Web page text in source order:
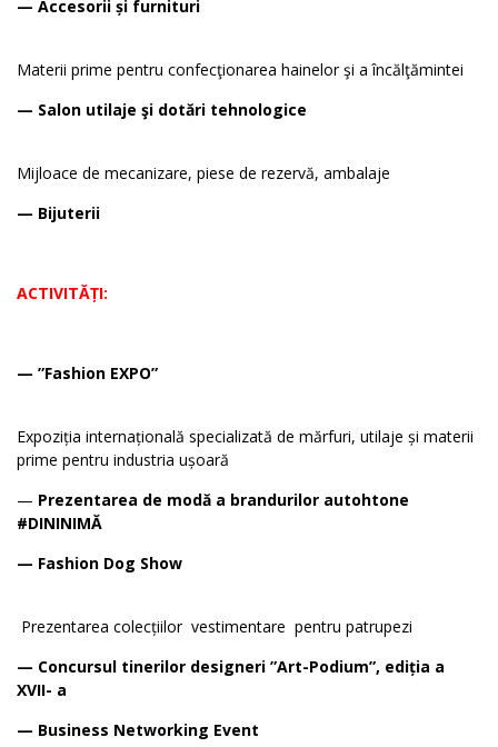
— Accesorii și furnituri
Materii prime pentru confecţionarea hainelor şi a încălţămintei
— Salon utilaje şi dotări tehnologice
Mijloace de mecanizare, piese de rezervă, ambalaje
— Bijuterii
ACTIVITĂȚI:
— ”Fashion EXPO”
Expoziția internațională specializată de mărfuri, utilaje și materii
prime pentru industria ușoară
— Prezentarea de modă a brandurilor autohtone
#DININIMĂ
— Fashion Dog Show
Prezentarea colecțiilor vestimentare pentru patrupezi
— Concursul tinerilor designeri ”Art-Podium”, ediția a
XVII- a
— Business Networking Event